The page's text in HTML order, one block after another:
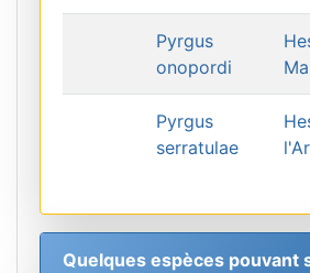
Pyrgus
onopordi
Pyrgus
serratulae
Quelques espèces pouvant